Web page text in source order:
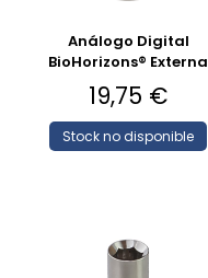
Análogo Digital
BioHorizons® Externa
19,75 €
Stock no disponible